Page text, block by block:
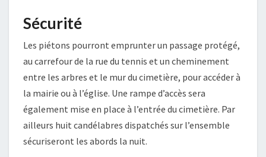
Sécurité
Les piétons pourront emprunter un passage protégé,
au carrefour de la rue du tennis et un cheminement
entre les arbres et le mur du cimetière, pour accéder à
la mairie ou à l’église. Une rampe d’accès sera
également mise en place à l’entrée du cimetière. Par
ailleurs huit candélabres dispatchés sur l’ensemble
sécuriseront les abords la nuit.